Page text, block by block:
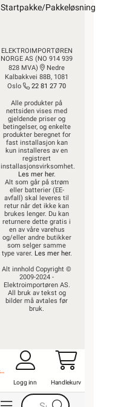
Startpakke/Pakkeløsning
ELEKTROIMPORTØREN
NORGE AS (NO 914 939
828 MVA)
Nedre
Kalbakkvei 88B, 1081
Oslo
22 81 27 70
Alle produkter på
nettsiden vises med
gjeldende priser og
betingelser, og enkelte
produkter beregnet for
fast installasjon kan
kun installeres av en
registrert
installasjonsvirksomhet.
Les mer her.
Alt som går på strøm
eller batterier (EE-
avfall) skal leveres til
retur når det ikke kan
brukes lenger. Du kan
returnere dette gratis i
en av våre varehus
og/eller andre butikker
som selger samme
type varer. Les mer her.
Alt innhold Copyright ©
2009-2024 -
Elektroimportøren AS.
All bruk av tekst og
bilder må avtales før
bruk.
Logg inn Handlekurv